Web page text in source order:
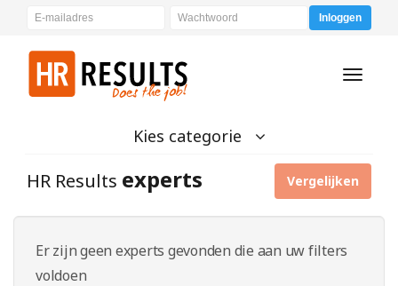
HR Results experts Vergelijken
Kies categorie
Er zijn geen experts gevonden die aan uw filters
voldoen
Inloggen
Toggle